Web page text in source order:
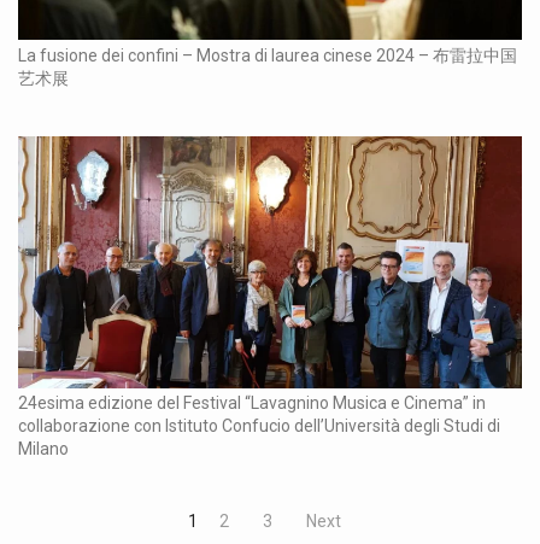
La fusione dei confini – Mostra di laurea cinese 2024 – 布雷拉中国
艺术展
24esima edizione del Festival “Lavagnino Musica e Cinema” in
collaborazione con Istituto Confucio dell’Università degli Studi di
Milano
1 2 3 Next